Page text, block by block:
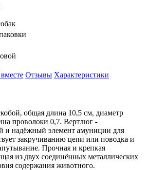
Отзывы Характеристики
общая длина 10,5 см, диаметр
проволоки 0,7. Вертлюг -
и надёжный элемент амуниции для
закручиванию цепи или поводка и
Прочная и крепкая
из двух соединённых металлических
содержания животного.